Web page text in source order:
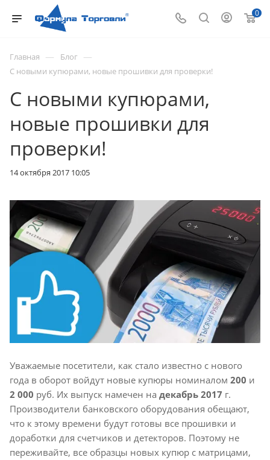
0
Главная — Блог —
С новыми купюрами, новые прошивки для проверки!
С новыми купюрами,
новые прошивки для
проверки!
14 октября 2017 10:05
Уважаемые посетители, как стало известно с нового
года в оборот войдут новые купюры номиналом 200 и
2 000 руб. Их выпуск намечен на декабрь 2017 г.
Производители банковского оборудования обещают,
что к этому времени будут готовы все прошивки и
доработки для счетчиков и детекторов. Поэтому не
переживайте, все образцы новых купюр с матрицами,